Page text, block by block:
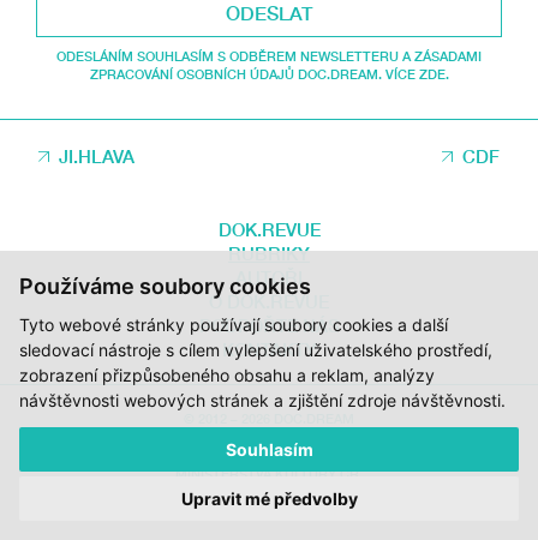
Používáme soubory cookies
Tyto webové stránky používají soubory cookies a další
sledovací nástroje s cílem vylepšení uživatelského prostředí,
zobrazení přizpůsobeného obsahu a reklam, analýzy
návštěvnosti webových stránek a zjištění zdroje návštěvnosti.
Souhlasím
Upravit mé předvolby
ODESLAT
ODESLÁNÍM SOUHLASÍM S ODBĚREM NEWSLETTERU A ZÁSADAMI
ZPRACOVÁNÍ OSOBNÍCH ÚDAJŮ DOC.DREAM. VÍCE ZDE.
JI.HLAVA CDF
DOK.REVUE
RUBRIKY
AUTOŘI
O DOK.REVUE
PODPOŘTE NÁS
KONTAKTY
ZA PODPORY STÁTNÍHO FONDU KINEMATOGRAFIE, KRAJE VYSOČINA A
MINISTERSTVA KULTURY ČR.
DESIGN: HMSDESIGN KÓD: S2 STUDIO